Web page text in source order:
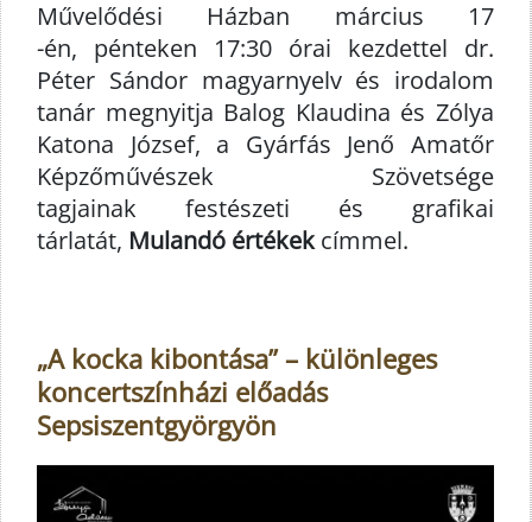
Művelődési Házban március 17
-én, pénteken 17:30 órai kezdettel dr.
Péter Sándor magyarnyelv és irodalom
tanár megnyitja Balog Klaudina és Zólya
Katona József, a Gyárfás Jenő Amatőr
Képzőművészek Szövetsége
tagjainak festészeti és grafikai
tárlatát, Mulandó értékekcímmel.
„A kocka kibontása” – különleges
koncertszínházi előadás
Sepsiszentgyörgyön